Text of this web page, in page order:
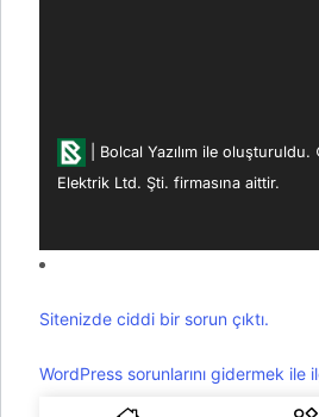
Bolcal Yazılım ile oluşturuldu.
Elektrik Ltd. Şti. firmasına aittir.
Sitenizde ciddi bir sorun çıktı.
WordPress sorunlarını gidermek ile